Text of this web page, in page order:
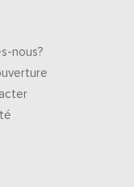
nous?